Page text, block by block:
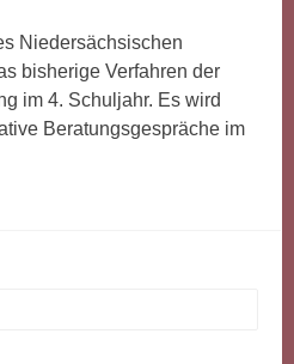
Niedersächsischen
bisherige Verfahren der
im 4. Schuljahr. Es wird
Beratungsgespräche im